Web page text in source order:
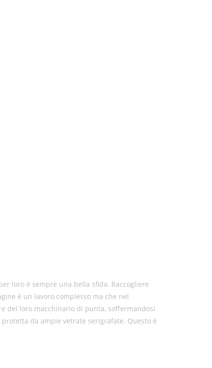
loro è sempre una bella sfida. Raccogliere
è un lavoro complesso ma che nel
del loro macchinario di punta, soffermandosi
da ampie vetrate serigrafate. Questo è